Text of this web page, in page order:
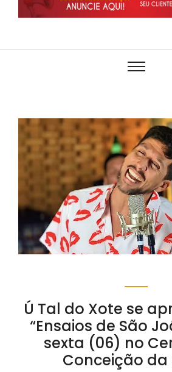
Ú Tal do Xote se
“Ensaios de São
sexta (06) no
Conceição da